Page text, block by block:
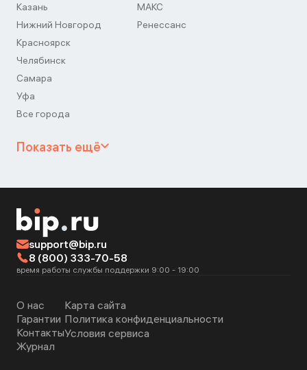
Казань
Нижний Новгород
Красноярск
Челябинск
Самара
Уфа
Все города
МАКС
Ренессанс
Показать ещё
support@bip.ru
8 (800) 333-70-58
время работы службы поддержки 9:00 - 19:00
О нас
Гарантии
Контакты
Журнал
Карта сайта
Политика конфиденциальности
Условия сервиса